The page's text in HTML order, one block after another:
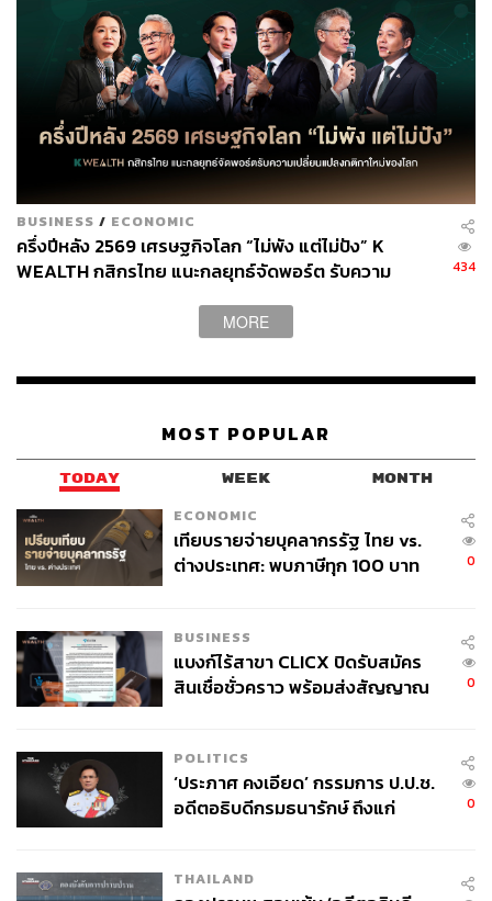
BUSINESS / ECONOMIC
ครึ่งปีหลัง 2569 เศรษฐกิจโลก “ไม่พัง แต่ไม่ปัง” K
WEALTH กสิกรไทย แนะกลยุทธ์จัดพอร์ต รับความ
434
MORE
MOST POPULAR
TODAY WEEK MONTH
ECONOMIC
เทียบรายจ่ายบุคลากรรัฐ ไทย vs.
ต่างประเทศ: พบภาษีทุก 100 บาท
0
BUSINESS
แบงก์ไร้สาขา CLICX ปิดรับสมัคร
สินเชื่อชั่วคราว พร้อมส่งสัญญาณ
0
POLITICS
‘ประภาศ คงเอียด’ กรรมการ ป.ป.ช.
อดีตอธิบดีกรมธนารักษ์ ถึงแก่
0
THAILAND